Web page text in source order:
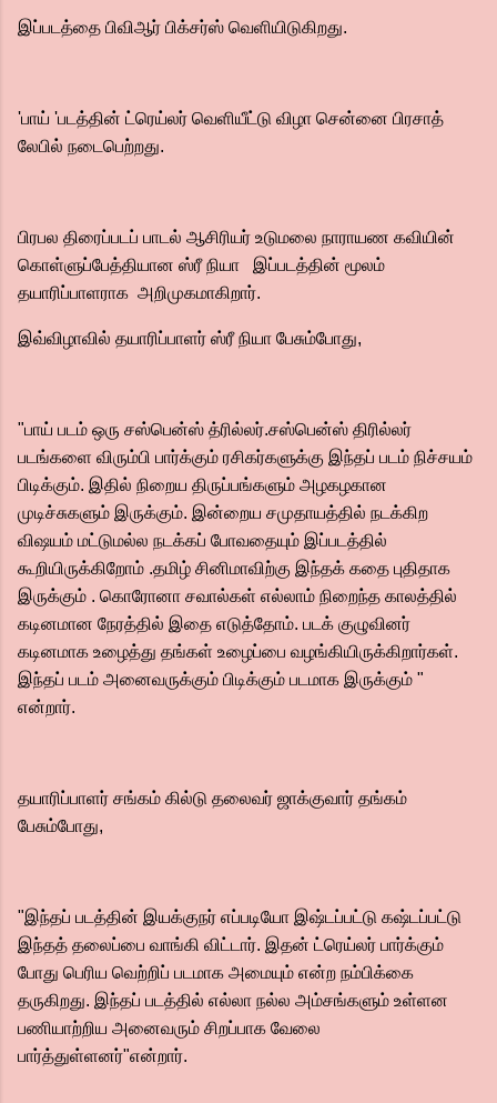
இப்படத்தை பிவிஆர் பிக்சர்ஸ் வெளியிடுகிறது.
'பாய் 'படத்தின் ட்ரெய்லர் வெளியீட்டு விழா சென்னை பிரசாத்
லேபில் நடைபெற்றது.
பிரபல திரைப்படப் பாடல் ஆசிரியர் உடுமலை நாராயண கவியின்
கொள்ளுப்பேத்தியான ஸ்ரீ நியா இப்படத்தின் மூலம்
தயாரிப்பாளராக அறிமுகமாகிறார்.
இவ்விழாவில் தயாரிப்பாளர் ஸ்ரீ நியா பேசும்போது,
"பாய் படம் ஒரு சஸ்பென்ஸ் த்ரில்லர்.சஸ்பென்ஸ் திரில்லர்
படங்களை விரும்பி பார்க்கும் ரசிகர்களுக்கு இந்தப் படம் நிச்சயம்
பிடிக்கும். இதில் நிறைய திருப்பங்களும் அழகழகான
முடிச்சுகளும் இருக்கும். இன்றைய சமுதாயத்தில் நடக்கிற
விஷயம் மட்டுமல்ல நடக்கப் போவதையும் இப்படத்தில்
கூறியிருக்கிறோம் .தமிழ் சினிமாவிற்கு இந்தக் கதை புதிதாக
இருக்கும் . கொரோனா சவால்கள் எல்லாம் நிறைந்த காலத்தில்
கடினமான நேரத்தில் இதை எடுத்தோம். படக் குழுவினர்
கடினமாக உழைத்து தங்கள் உழைப்பை வழங்கியிருக்கிறார்கள்.
இந்தப் படம் அனைவருக்கும் பிடிக்கும் படமாக இருக்கும் "
என்றார்.
தயாரிப்பாளர் சங்கம் கில்டு தலைவர் ஜாக்குவார் தங்கம்
பேசும்போது,
"இந்தப் படத்தின் இயக்குநர் எப்படியோ இஷ்டப்பட்டு கஷ்டப்பட்டு
இந்தத் தலைப்பை வாங்கி விட்டார். இதன் ட்ரெய்லர் பார்க்கும்
போது பெரிய வெற்றிப் படமாக அமையும் என்ற நம்பிக்கை
தருகிறது. இந்தப் படத்தில் எல்லா நல்ல அம்சங்களும் உள்ளன
பணியாற்றிய அனைவரும் சிறப்பாக வேலை
பார்த்துள்ளனர்"என்றார்.